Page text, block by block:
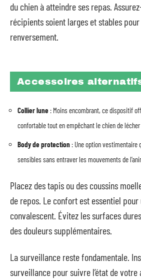
du chien à atteindre ses repas.
récipients soient larges et stables
renversement.
Accessoires
Collier lune : Moins encombrant, ce dispositif
confortable tout en empêchant le chien de
Body de protection : Une option vestimentaire
sensibles sans entraver les mouvements de
Placez des tapis ou des coussins
de repos. Le confort est essentiel pour
convalescent. Évitez les surfaces
des douleurs supplémentaires.
La surveillance reste fondamentale.
surveillance pour suivre l’état de